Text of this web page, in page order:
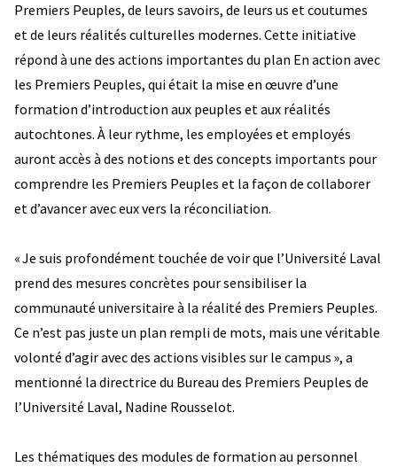
Premiers Peuples, de leurs savoirs, de leurs us et coutumes
et de leurs réalités culturelles modernes. Cette initiative
répond à une des actions importantes du plan En action avec
les Premiers Peuples, qui était la mise en œuvre d’une
formation d’introduction aux peuples et aux réalités
autochtones. À leur rythme, les employées et employés
auront accès à des notions et des concepts importants pour
comprendre les Premiers Peuples et la façon de collaborer
et d’avancer avec eux vers la réconciliation.
« Je suis profondément touchée de voir que l’Université Laval
prend des mesures concrètes pour sensibiliser la
communauté universitaire à la réalité des Premiers Peuples.
Ce n’est pas juste un plan rempli de mots, mais une véritable
volonté d’agir avec des actions visibles sur le campus », a
mentionné la directrice du Bureau des Premiers Peuples de
l’Université Laval, Nadine Rousselot.
Les thématiques des modules de formation au personnel